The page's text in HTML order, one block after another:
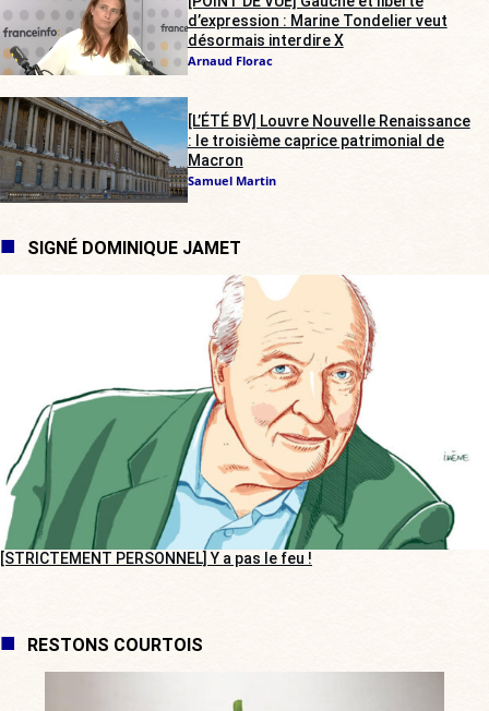
d’expression : Marine Tondelier veut
désormais interdire X
Arnaud Florac
[L’ÉTÉ BV] Louvre Nouvelle Renaissance
: le troisième caprice patrimonial de
Macron
Samuel Martin
SIGNÉ DOMINIQUE JAMET
[STRICTEMENT PERSONNEL] Y a pas le feu !
RESTONS COURTOIS